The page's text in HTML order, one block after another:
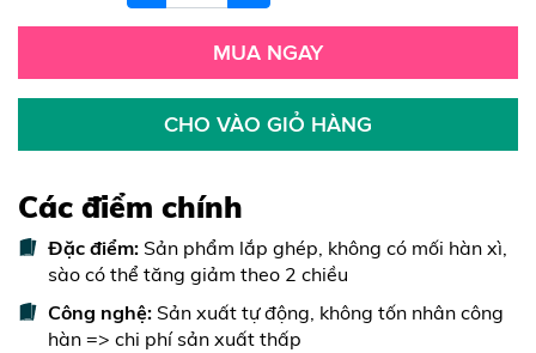
MUA NGAY
CHO VÀO GIỎ HÀNG
Các điểm chính
Đặc điểm: Sản phẩm lắp ghép, không có mối hàn xì,
sào có thể tăng giảm theo 2 chiều
Công nghệ: Sản xuất tự động, không tốn nhân công
hàn => chi phí sản xuất thấp